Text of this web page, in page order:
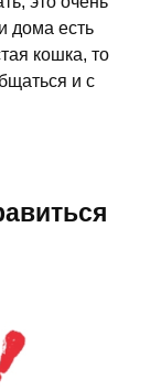
дома есть
кошка, то
и с